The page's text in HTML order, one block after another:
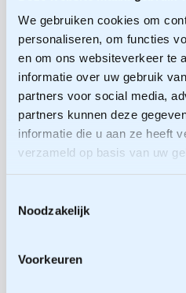
We gebruiken cookies om
personaliseren, om functies
en om ons websiteverkeer te
informatie over uw gebruik
partners voor social media,
partners kunnen deze
informatie die u aan ze heeft
verzameld op basis van uw
Noodzakelijk
Voorkeuren
zich heen met
bestuursondersteuners,
vertegenwoordigers
die -vaak niet
betrokkenheid bij de
gevraagd en
bestuurder. Breng dit
proces een
Investeer in de kraag.
Voorspel niet wat de